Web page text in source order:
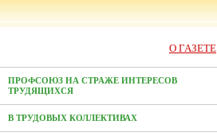
О ГАЗЕТЕ
ПРОФСОЮЗ НА СТРАЖЕ ИНТЕРЕСОВ
ТРУДЯЩИХСЯ
В ТРУДОВЫХ КОЛЛЕКТИВАХ